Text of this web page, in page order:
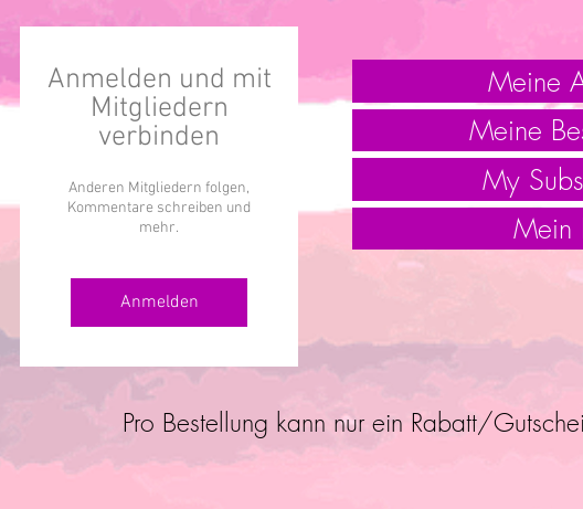
Anmelden und mit
Mitgliedern
verbinden
Anderen Mitgliedern folgen,
Kommentare schreiben und
mehr.
Anmelden
Meine
Meine
My
Mein
Pro Bestellung kann nur ein Rabatt/